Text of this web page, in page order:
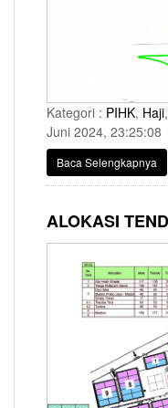
Kategori : PIHK, Haji,
Juni 2024, 23:25:08
Baca Selengkapnya